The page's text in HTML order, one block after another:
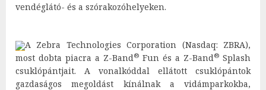
vendéglátó- és a szórakozóhelyeken.
A Zebra Technologies Corporation (Nasdaq: ZBRA),
most dobta piacra a Z-Band® Fun és a Z-Band® Splash
csuklópántjait. A vonalkóddal ellátott csuklópántok
gazdaságos megoldást kínálnak a vidámparkokba,